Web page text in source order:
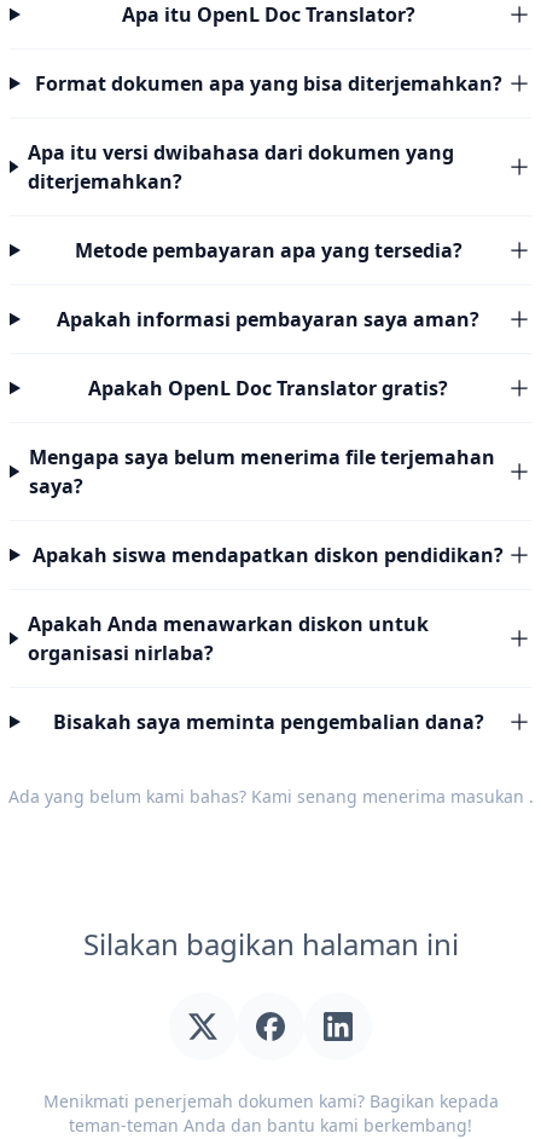
Apa itu OpenL Doc Translator?
Format dokumen apa yang bisa diterjemahkan?
Apa itu versi dwibahasa dari dokumen yang
diterjemahkan?
Metode pembayaran apa yang tersedia?
Apakah informasi pembayaran saya aman?
Apakah OpenL Doc Translator gratis?
Mengapa saya belum menerima file terjemahan
saya?
Apakah siswa mendapatkan diskon pendidikan?
Apakah Anda menawarkan diskon untuk
organisasi nirlaba?
Bisakah saya meminta pengembalian dana?
Ada yang belum kami bahas? Kami senang menerima masukan .
Silakan bagikan halaman ini
Menikmati penerjemah dokumen kami? Bagikan kepada
teman-teman Anda dan bantu kami berkembang!